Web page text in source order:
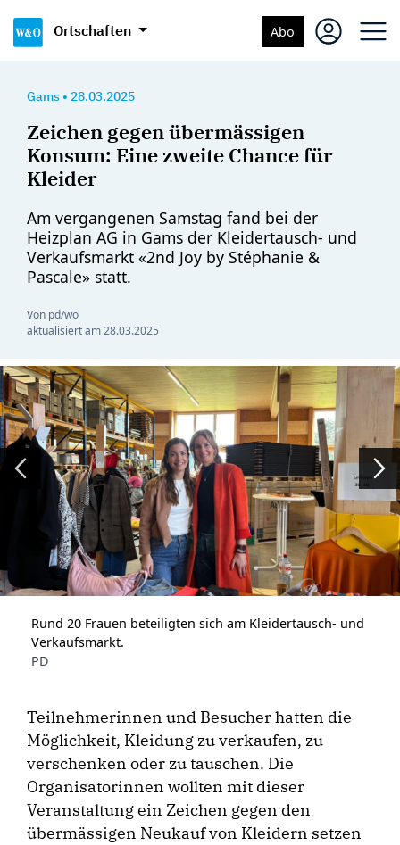
Ortschaften Abo
Gams • 28.03.2025
Zeichen gegen übermässigen
Konsum: Eine zweite Chance für
Kleider
Am vergangenen Samstag fand bei der
Heizplan AG in Gams der Kleidertausch- und
Verkaufsmarkt «2nd Joy by Stéphanie &
Pascale» statt.
Von pd/wo
aktualisiert am28.03.2025
Rund 20 Frauen beteiligten sich am Kleidertausch- und
Verkaufsmarkt.
PD
Zurück
Teilnehmerinnen und Besucher hatten die
Möglichkeit, Kleidung zu verkaufen, zu
verschenken oder zu tauschen. Die
Organisatorinnen wollten mit dieser
Veranstaltung ein Zeichen gegen den
übermässigen Neukauf von Kleidern setzen